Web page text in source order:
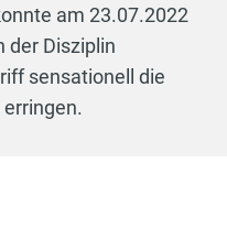
am 23.07.2022
der Disziplin
sensationell die